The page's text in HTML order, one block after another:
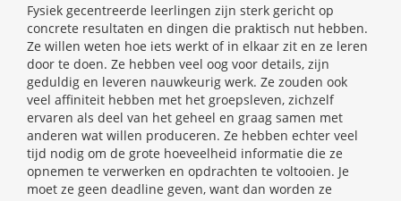
Fysiek gecentreerde leerlingen zijn sterk gericht op
concrete resultaten en dingen die praktisch nut hebben.
Ze willen weten hoe iets werkt of in elkaar zit en ze leren
door te doen. Ze hebben veel oog voor details, zijn
geduldig en leveren nauwkeurig werk. Ze zouden ook
veel affiniteit hebben met het groepsleven, zichzelf
ervaren als deel van het geheel en graag samen met
anderen wat willen produceren. Ze hebben echter veel
tijd nodig om de grote hoeveelheid informatie die ze
opnemen te verwerken en opdrachten te voltooien. Je
moet ze geen deadline geven, want dan worden ze